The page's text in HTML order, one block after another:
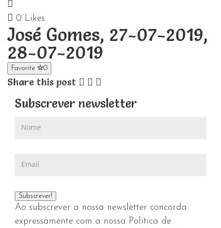
0 Likes
José Gomes, 27-07-2019,
28-07-2019
Favorite 0
Share this post
Subscrever newsletter
Ao subscrever a nossa newsletter concorda
expressamente com a nossa Política de